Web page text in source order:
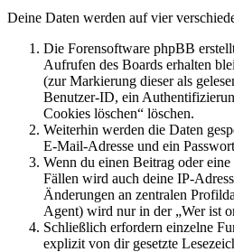
Deine Daten werden auf vier
Die Forensoftware phpBB
Aufrufen des Boards erhalten
(zur Markierung dieser als
Benutzer-ID, ein
Cookies löschen“ löschen.
Weiterhin werden die Daten
E-Mail-Adresse und ein
Wenn du einen Beitrag oder
Fällen wird auch deine IP-
Änderungen an zentralen
Agent) wird nur in der „Wer ist
Schließlich erfordern einzelne
explizit von dir gesetzte